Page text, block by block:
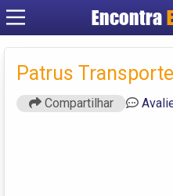
Encontra
Patrus
Compartilhar